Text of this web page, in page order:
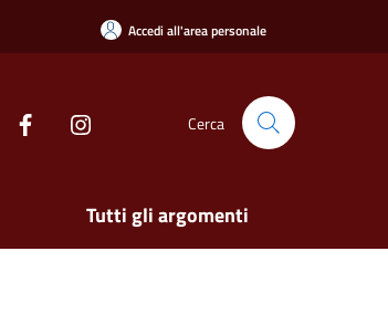
Accedi all'area personale
Cerca
Tutti gli argomenti